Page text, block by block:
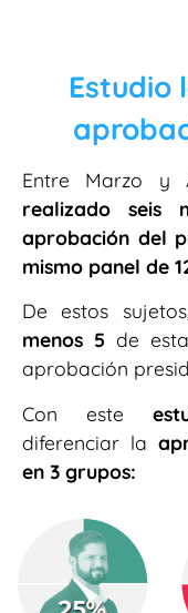
Estudio
Entre Marzo y
realizado seis
aprobación del
mismo panel de
De estos
menos 5 de
aprobación
Con este
diferenciar la
en 3 grupos: